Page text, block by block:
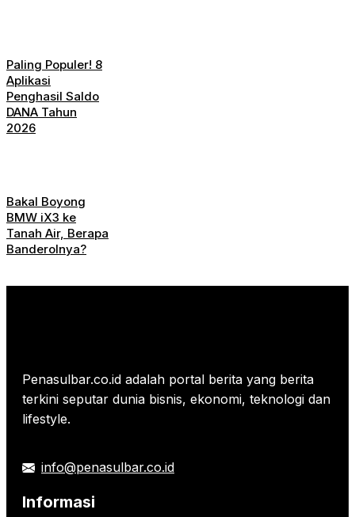
Paling Populer! 8
Aplikasi
Penghasil Saldo
DANA Tahun
2026
Bakal Boyong
BMW iX3 ke
Tanah Air, Berapa
Banderolnya?
Penasulbar.co.id adalah portal berita yang berita
terkini seputar dunia bisnis, ekonomi, teknologi dan
lifestyle.
info@penasulbar.co.id
Informasi